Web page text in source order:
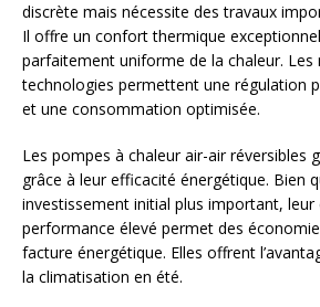
discrète mais nécessite des travaux
Il offre un confort thermique
parfaitement uniforme de la chaleur. Les
technologies permettent une régulation
et une consommation optimisée.
Les pompes à chaleur air-air réversibles
grâce à leur efficacité énergétique. Bien
investissement initial plus important,
performance élevé permet des
facture énergétique. Elles offrent
la climatisation en été.